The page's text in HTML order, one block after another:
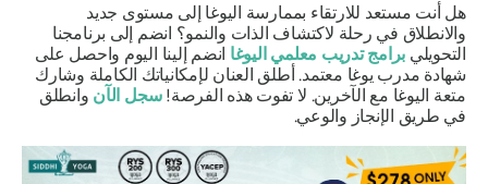
هل أنت مستعد للارتقاء بممارسة اليوغا إلى مستوى جديد
والانطلاق في رحلة لاكتشاف الذات والنمو؟ انضم إلى برنامجنا
التحويلي برامج تدريب معلمي اليوغاانضم إلينا اليوم واحصل على
شهادة مدرب يوغا معتمد. أطلق العنان لإمكانياتك الكاملة وشارك
متعة اليوغا مع الآخرين. لا تفوت هذه الفرصة!سجل الآنوانطلق
في طريق الإنجاز والوعي.